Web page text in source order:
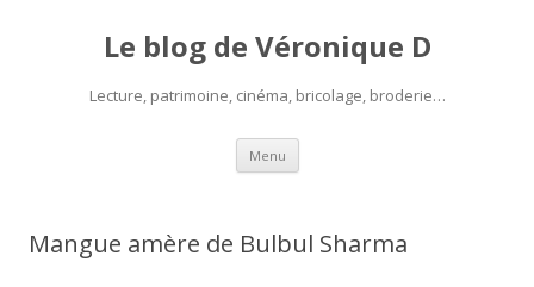
Le blog de Véronique D
Lecture, patrimoine, cinéma, bricolage, broderie…
Menu Aller
contenu
Mangue amère de Bulbul Sharma